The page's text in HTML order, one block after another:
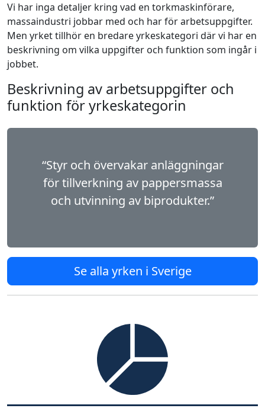
Vi har inga detaljer kring vad en torkmaskinförare,
massaindustri jobbar med och har för arbetsuppgifter.
Men yrket tillhör en bredare yrkeskategori där vi har en
beskrivning om vilka uppgifter och funktion som ingår i
jobbet.
Beskrivning av arbetsuppgifter och
funktion för yrkeskategorin
“Styr och övervakar anläggningar
för tillverkning av pappersmassa
och utvinning av biprodukter.”
Se alla yrken i Sverige